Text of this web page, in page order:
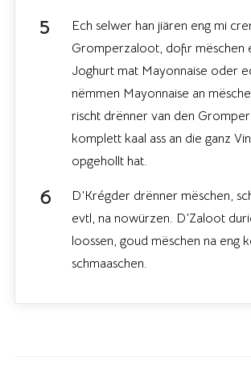
Ech selwer han jiären eng mi
Gromperzaloot, dofir mëschen
Joghurt mat Mayonnaise oder
nëmmen Mayonnaise an
rischt drënner van den
komplett kaal ass an die ganz
opgehollt hat.
D’Krégder drënner mëschen,
evtl, na nowürzen. D’Zaloot
loossen, goud mëschen na eng
schmaaschen.